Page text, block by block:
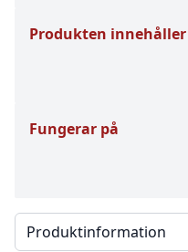
Produkten innehåller
Fungerar på
Välj en flik